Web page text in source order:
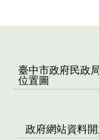
臺中市政府民政
位置圖
政府網站資料